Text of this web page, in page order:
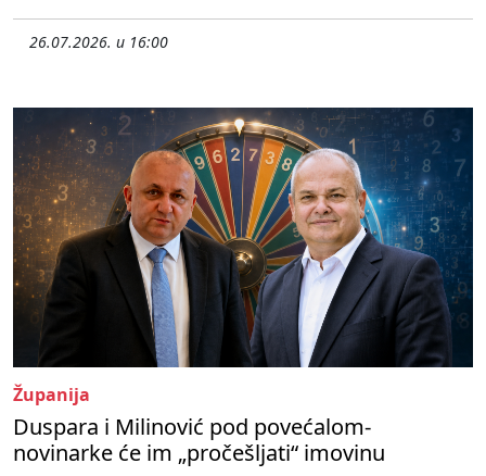
26.07.2026. u 16:00
Županija
Duspara i Milinović pod povećalom-
novinarke će im „pročešljati“ imovinu